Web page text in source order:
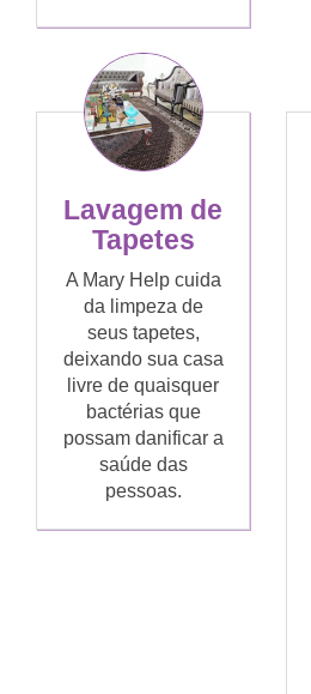
Lavagem de
Tapetes
A Mary Help cuida
da limpeza de
seus tapetes,
deixando sua casa
livre de quaisquer
bactérias que
possam danificar a
saúde das
pessoas.